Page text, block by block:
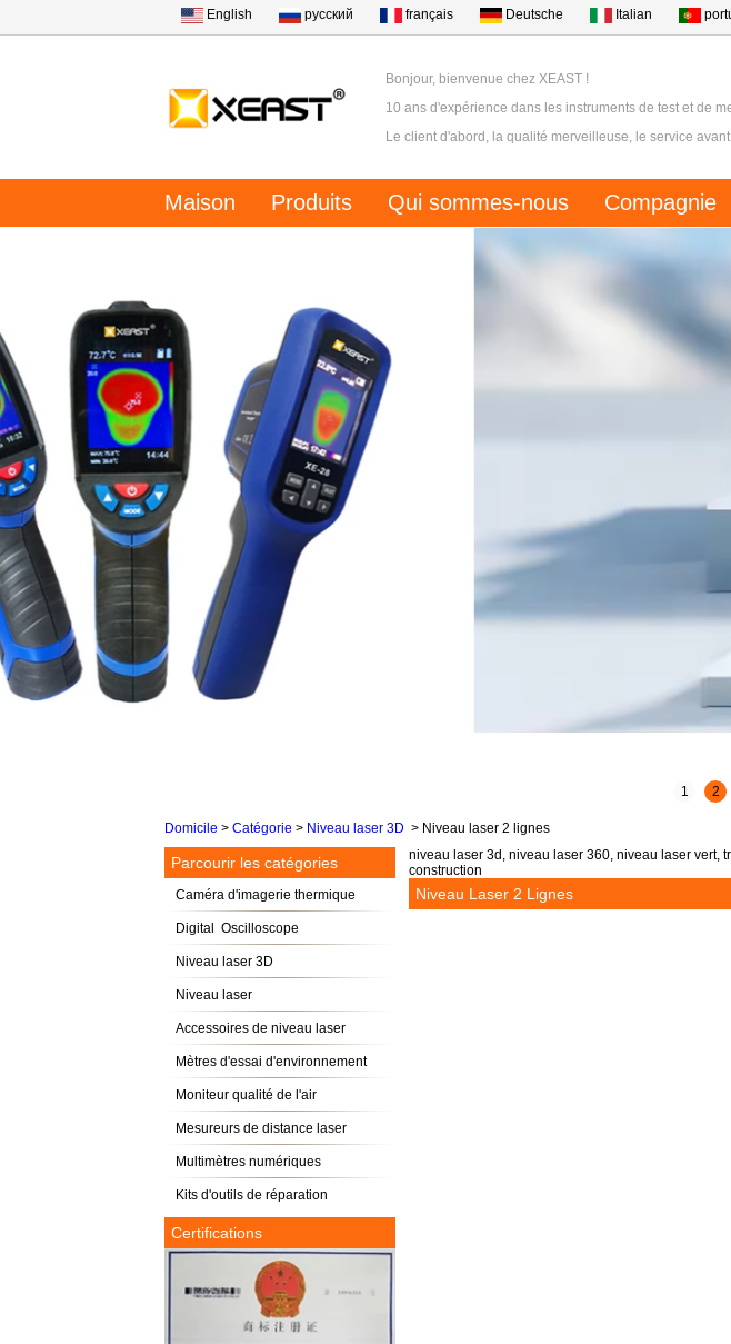
English русский français Deutsche Italian
Bonjour, bienvenue chez XEAST !
10 ans d'expérience dans les instruments de test et de
Le client d'abord, la qualité merveilleuse, le service
Maison Produits Qui sommes-nous Compagnie
1 2
Domicile > Catégorie > Niveau laser 3D > Niveau laser 2 lignes
Parcourir les catégories
Caméra d'imagerie thermique
Digital Oscilloscope
Niveau laser 3D
Niveau laser
Accessoires de niveau laser
Mètres d'essai d'environnement
Moniteur qualité de l'air
Mesureurs de distance laser
Multimètres numériques
Kits d'outils de réparation
Certifications
niveau laser 3d, niveau laser 360, niveau laser vert,
construction
Niveau Laser 2 Lignes